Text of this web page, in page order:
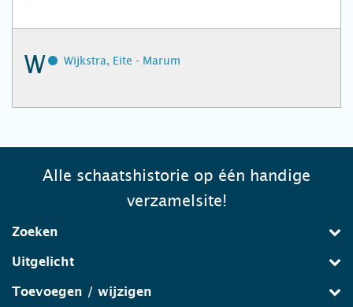
W Wijkstra, Eite - Marum
Alle schaatshistorie op één handige
verzamelsite!
Zoeken
Uitgelicht
Toevoegen / wijzigen